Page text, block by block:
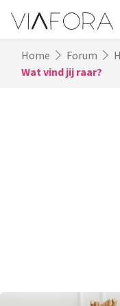
Home Forum
Wat vind jij raar?